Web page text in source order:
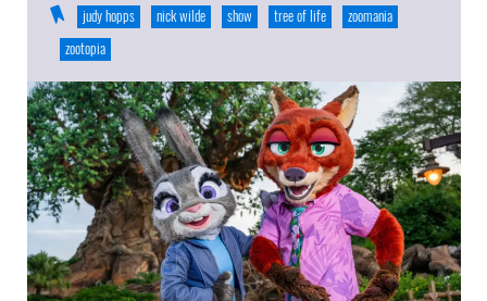
judy hopps
nick wilde show tree of life
zoomania
zootopia